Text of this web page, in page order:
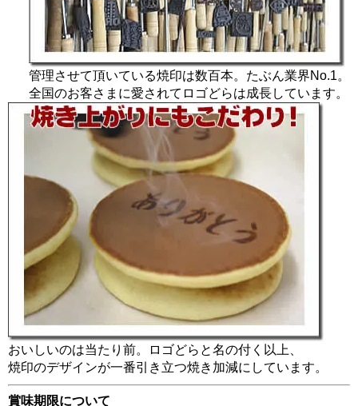
管理させて頂いている焼印は数百本。たぶん業界No.1。
全国のお客さまに愛されてロゴどらは成長しています。
おいしいのは当たり前。ロゴどらと名の付く以上、
焼印のデザインが一番引き立つ焼き加減にしています。
賞味期限について